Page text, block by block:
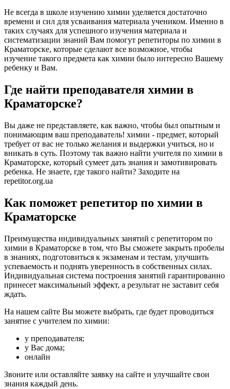
Не всегда в школе изучению химии уделяется достаточно
времени и сил для усваивания материала учеником. Именно в
таких случаях для успешного изучения материала и
систематизации знаний Вам помогут репетиторы по химии в
Краматорске, которые сделают все возможное, чтобы
изучение такого предмета как химии было интересно Вашему
ребенку и Вам.
Где найти преподавателя химии в
Краматорске?
Вы даже не представляете, как важно, чтобы был опытным и
понимающим ваш преподаватель! химии - предмет, который
требует от вас не только желания и выдержки учиться, но и
вникать в суть. Поэтому так важно найти учителя по химии в
Краматорске, который сумеет дать знания и замотивировать
ребенка. Не знаете, где такого найти? Заходите на
repetitor.org.ua
Как поможет репетитор по химии в
Краматорске
Преимущества индивидуальных занятий с репетитором по
химии в Краматорске в том, что Вы сможете закрыть пробелы
в знаниях, подготовиться к экзаменам и тестам, улучшить
успеваемость и поднять уверенность в собственных силах.
Индивидуальная система построения занятий гарантированно
принесет максимальный эффект, а результат не заставит себя
ждать.
На нашем сайте Вы можете выбрать, где будет проводиться
занятие с учителем по химии:
у преподавателя;
у Вас дома;
онлайн
Звоните или оставляйте заявку на сайте и улучшайте свои
знания каждый день.